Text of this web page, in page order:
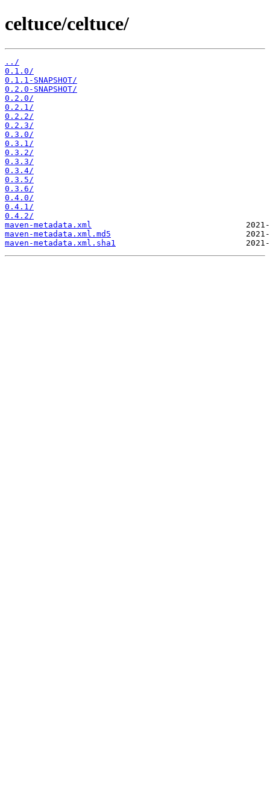
celtuce/celtuce/
../
0.1.0/
0.1.1-SNAPSHOT/
0.2.0-SNAPSHOT/
0.2.0/
0.2.1/
0.2.2/
0.2.3/
0.3.0/
0.3.1/
0.3.2/
0.3.3/
0.3.4/
0.3.5/
0.3.6/
0.4.0/
0.4.1/
0.4.2/
maven-metadata.xml
maven-metadata.xml.md5
maven-metadata.xml.sha1